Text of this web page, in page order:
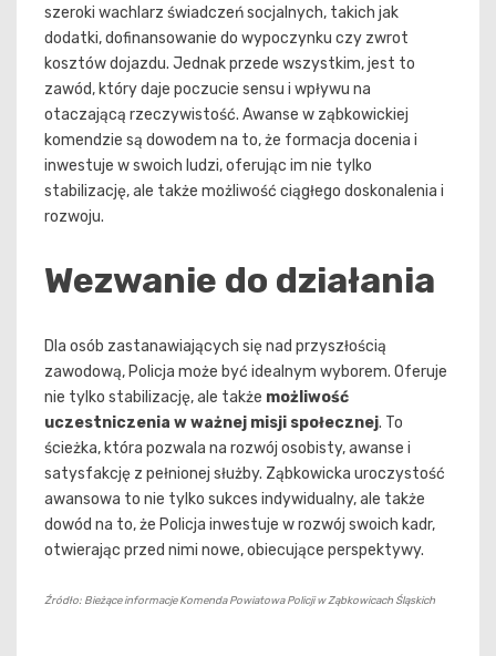
szeroki wachlarz świadczeń socjalnych, takich jak
dodatki, dofinansowanie do wypoczynku czy zwrot
kosztów dojazdu. Jednak przede wszystkim, jest to
zawód, który daje poczucie sensu i wpływu na
otaczającą rzeczywistość. Awanse w ząbkowickiej
komendzie są dowodem na to, że formacja docenia i
inwestuje w swoich ludzi, oferując im nie tylko
stabilizację, ale także możliwość ciągłego doskonalenia i
rozwoju.
Wezwanie do działania
Dla osób zastanawiających się nad przyszłością
zawodową, Policja może być idealnym wyborem. Oferuje
nie tylko stabilizację, ale także możliwość
uczestniczenia w ważnej misji społecznej. To
ścieżka, która pozwala na rozwój osobisty, awanse i
satysfakcję z pełnionej służby. Ząbkowicka uroczystość
awansowa to nie tylko sukces indywidualny, ale także
dowód na to, że Policja inwestuje w rozwój swoich kadr,
otwierając przed nimi nowe, obiecujące perspektywy.
Źródło: Bieżące informacje Komenda Powiatowa Policji w Ząbkowicach Śląskich